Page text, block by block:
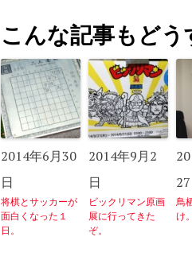
こんな記事もどう
2014年6月30
日
将棋とサッカーが
面白くなった１
日。
2014年9月2
日
ビックリマン原画
展に行ってきた
ぞ。
鳥
け。